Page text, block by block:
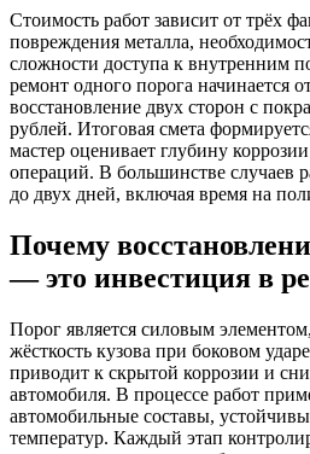
Стоимость работ зависит от трёх
повреждения металла,
сложности доступа к внутренним
ремонт одного порога начинается
восстановление двух сторон с
рублей. Итоговая смета
мастер оценивает глубину
операций. В большинстве случаев
до двух дней, включая время на
Почему
— это инвестиция в
Порог является силовым
жёсткость кузова при боковом
приводит к скрытой коррозии и
автомобиля. В процессе работ
автомобильные составы,
температур. Каждый этап